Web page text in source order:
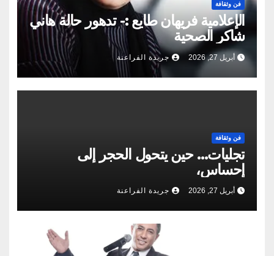
فن وثقافة
الإعلامية فريهان طايع :- تدهور حالة هاني
شاكر الصحية
أبريل 27, 2026 جريدة الفراعنة
فن وثقافة
تجليات… حين يتحول الحجر إلى
إحساس،
أبريل 27, 2026 جريدة الفراعنة